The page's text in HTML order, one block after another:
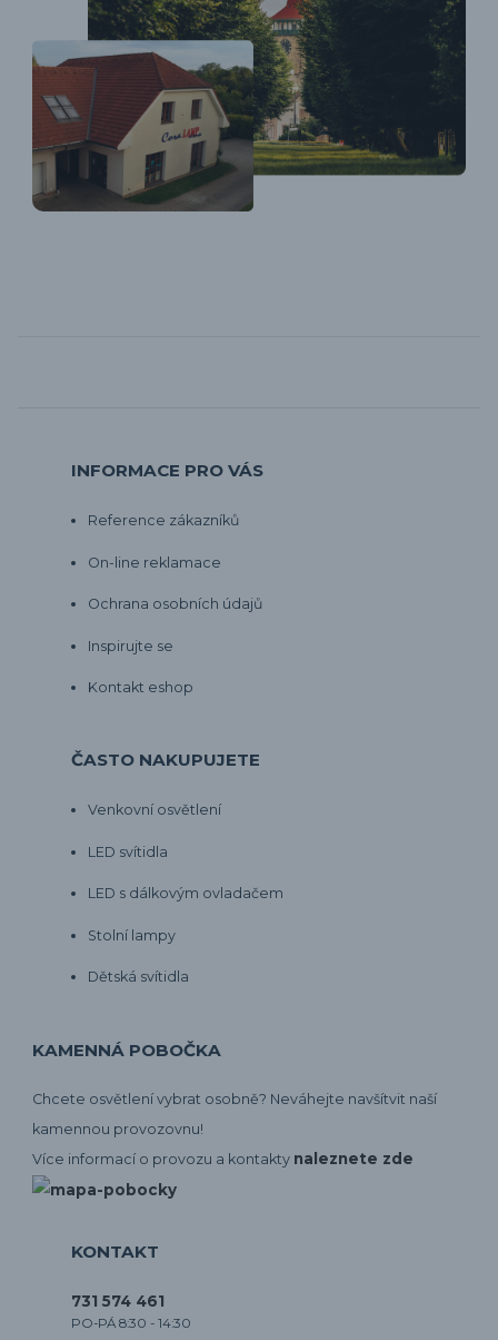
INFORMACE PRO VÁS
Reference zákazníků
On-line reklamace
Ochrana osobních údajů
Inspirujte se
Kontakt eshop
ČASTO NAKUPUJETE
Venkovní osvětlení
LED svítidla
LED s dálkovým ovladačem
Stolní lampy
Dětská svítidla
KAMENNÁ POBOČKA
Chcete osvětlení vybrat osobně? Neváhejte navšítvit naší
kamennou provozovnu!
Více informací o provozu a kontakty naleznete zde
KONTAKT
731 574 461
PO-PÁ 8:30 - 14:30